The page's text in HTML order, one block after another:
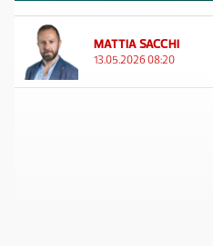
MATTIA SACCHI
13.05.2026 08:20